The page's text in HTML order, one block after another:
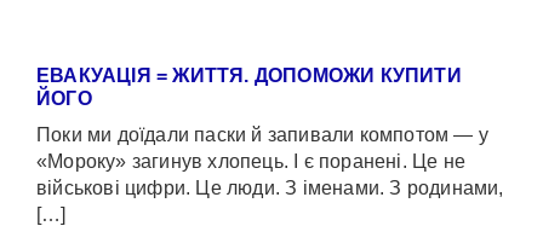
ЕВАКУАЦІЯ = ЖИТТЯ. ДОПОМОЖИ КУПИТИ
ЙОГО
Поки ми доїдали паски й запивали компотом — у
«Мороку» загинув хлопець. І є поранені. Це не
військові цифри. Це люди. З іменами. З родинами,
[…]